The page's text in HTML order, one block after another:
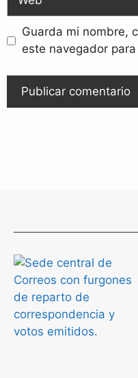
Guarda mi nombre,
este navegador